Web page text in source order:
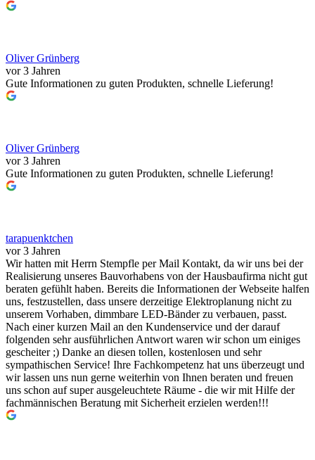
Oliver Grünberg
vor 3 Jahren
Gute Informationen zu guten Produkten, schnelle Lieferung!
Oliver Grünberg
vor 3 Jahren
Gute Informationen zu guten Produkten, schnelle Lieferung!
tarapuenktchen
vor 3 Jahren
Wir hatten mit Herrn Stempfle per Mail Kontakt, da wir uns bei der
Realisierung unseres Bauvorhabens von der Hausbaufirma nicht gut
beraten gefühlt haben. Bereits die Informationen der Webseite halfen
uns, festzustellen, dass unsere derzeitige Elektroplanung nicht zu
unserem Vorhaben, dimmbare LED-Bänder zu verbauen, passt.
Nach einer kurzen Mail an den Kundenservice und der darauf
folgenden sehr ausführlichen Antwort waren wir schon um einiges
gescheiter ;) Danke an diesen tollen, kostenlosen und sehr
sympathischen Service! Ihre Fachkompetenz hat uns überzeugt und
wir lassen uns nun gerne weiterhin von Ihnen beraten und freuen
uns schon auf super ausgeleuchtete Räume - die wir mit Hilfe der
fachmännischen Beratung mit Sicherheit erzielen werden!!!